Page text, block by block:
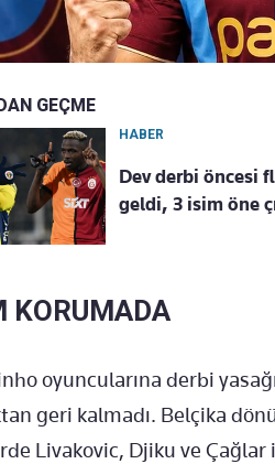
GEÇME
HABER
Dev derbi öncesi
geldi, 3 isim öne
KORUMADA
oyuncularına derbi
geri kalmadı. Belçika
Livakovic, Djiku ve Çağlar